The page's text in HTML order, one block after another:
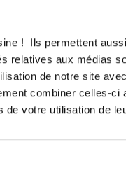
! Ils permettent
relatives aux médias
de notre site
combiner celles-
de votre utilisation de